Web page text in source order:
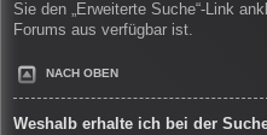
Sie den „Erweiterte Suche“-Link
Forums aus verfügbar ist.
NACH OBEN
Weshalb erhalte ich bei der